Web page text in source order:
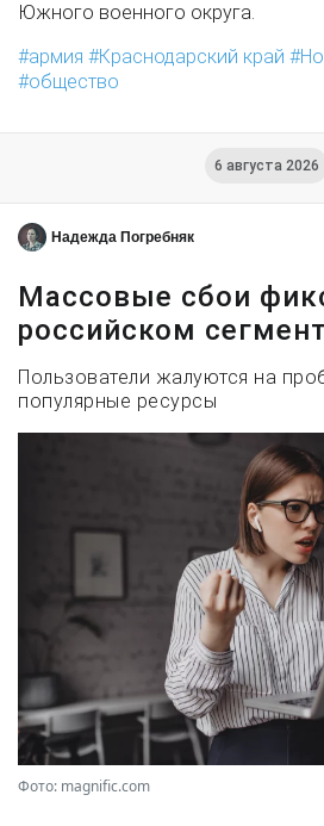
Южного военного округа.
армия
Краснодарский край
общество
6 августа 2026
Надежда Погребняк
Массовые сбои
российском
Пользователи жалуются на
популярные ресурсы
Фото: magnific.com